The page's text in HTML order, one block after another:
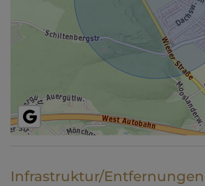
Infrastruktur/Entfernungen